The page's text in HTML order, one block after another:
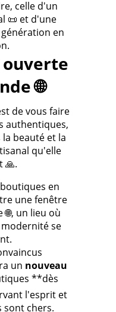
celle d'un
📜 et d'une
en
🌐
de vous faire
authentiques,
beauté et la
qu'elle
🙏.
en
une fenêtre
un lieu où
se
un nouveau
**dès
l'esprit et
sont chers.